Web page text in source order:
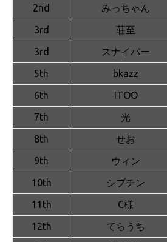
2nd
みっちゃん
3rd
荘至
3rd
スナイパー
5th
bkazz
6th
ITOO
7th
光
8th
せお
9th
ウィン
10th
シブチン
11th
C様
12th
てらうち